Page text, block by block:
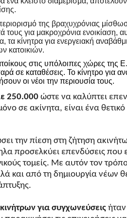
της βραχυχρόνιας
τους για μακροχρόνια ενοικίαση,
τα κίνητρα για ενεργειακή
κατοικιών.
στις υπόλοιπες χώρες της
σε καταθέσεις. Το κίνητρο για
οι νέοι την περιουσία τους.
250.000 ώστε να καλύπτει
σε ακίνητα, είναι ένα
την πίεση στη ζήτηση
προσελκύει επενδύσεις που
τομείς. Με αυτόν τον
και από τη δημιουργία νέων
για συγχωνεύσεις